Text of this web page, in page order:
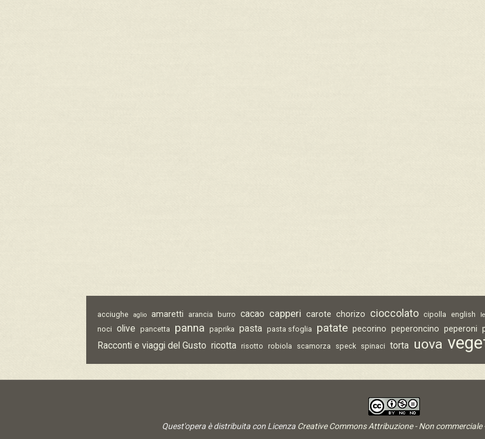
acciughe aglio amaretti arancia burro cacao capperi carote chorizo cioccolato cipolla english
noci olive pancetta panna paprika pasta pasta sfoglia patate pecorino peperoncino peperoni
Racconti e viaggi del Gusto ricotta risotto robiola scamorza speck spinaci torta uova
Quest'opera è distribuita con Licenza Creative Commons Attribuzione - Non